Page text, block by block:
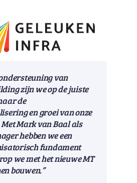
van
zijn we op de juiste
de
en groei van onze
Mark van Baal als
hebben we een
fundament
we met het nieuwe MT
bouwen.”